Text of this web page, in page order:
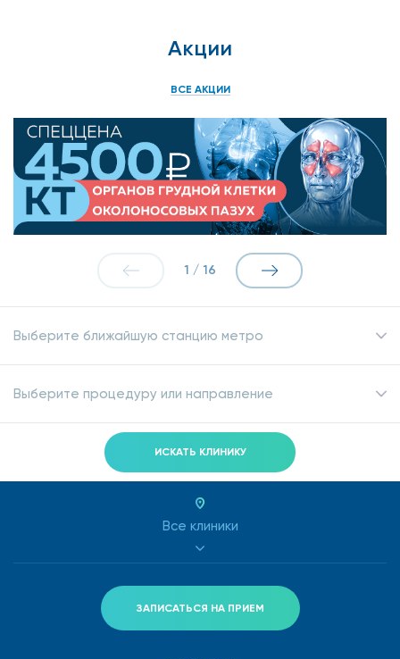
Акции
ВСЕ АКЦИИ
1 / 16
Выберите ближайшую станцию метро
Выберите процедуру или направление
ИСКАТЬ КЛИНИКУ
Все клиники
ЗАПИСАТЬСЯ НА ПРИЕМ